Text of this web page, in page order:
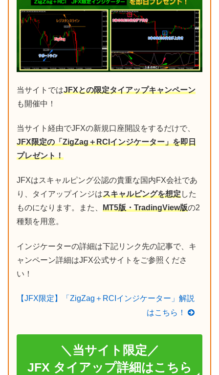
当サイトではJFXとの限定タイアップキャンペーン
も開催中！
当サイト経由でJFXの新規口座開設をするだけで、
JFX限定の「ZigZag＋RCIインジケーター」を即日
プレゼント！
JFXはスキャルピング公認の貴重な国内FX会社であ
り、タイアップインジはスキャルピングを想定した
ものになります。また、 MT5版・TradingView版の2
種類を用意。
インジケーターの詳細は下記リンク先の記事で、キ
ャンペーン詳細はJFX公式サイトをご参照くださ
い！
【JFX限定】「ZigZag＋RCIインジケーター」解説
はこちら！
＼当サイト限定／
JFX タイアップ詳細はこちら